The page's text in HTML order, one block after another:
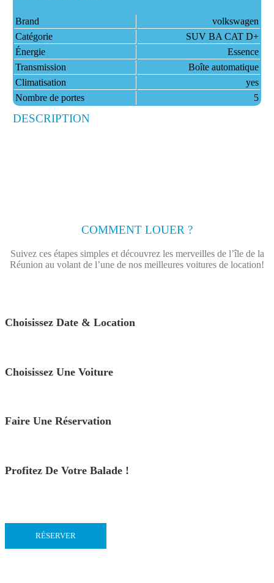
Brand
volkswagen
Catégorie
SUV BA CAT D+
Énergie
Essence
Transmission
Boîte automatique
Climatisation
yes
Nombre de portes
5
DESCRIPTION
COMMENT LOUER ?
Suivez ces étapes simples et découvrez les merveilles de l’île de la
Réunion au volant de l’une de nos meilleures voitures de location!
Choisissez Date & Location
Choisissez Une Voiture
Faire Une Réservation
Profitez De Votre Balade !
RÉSERVER